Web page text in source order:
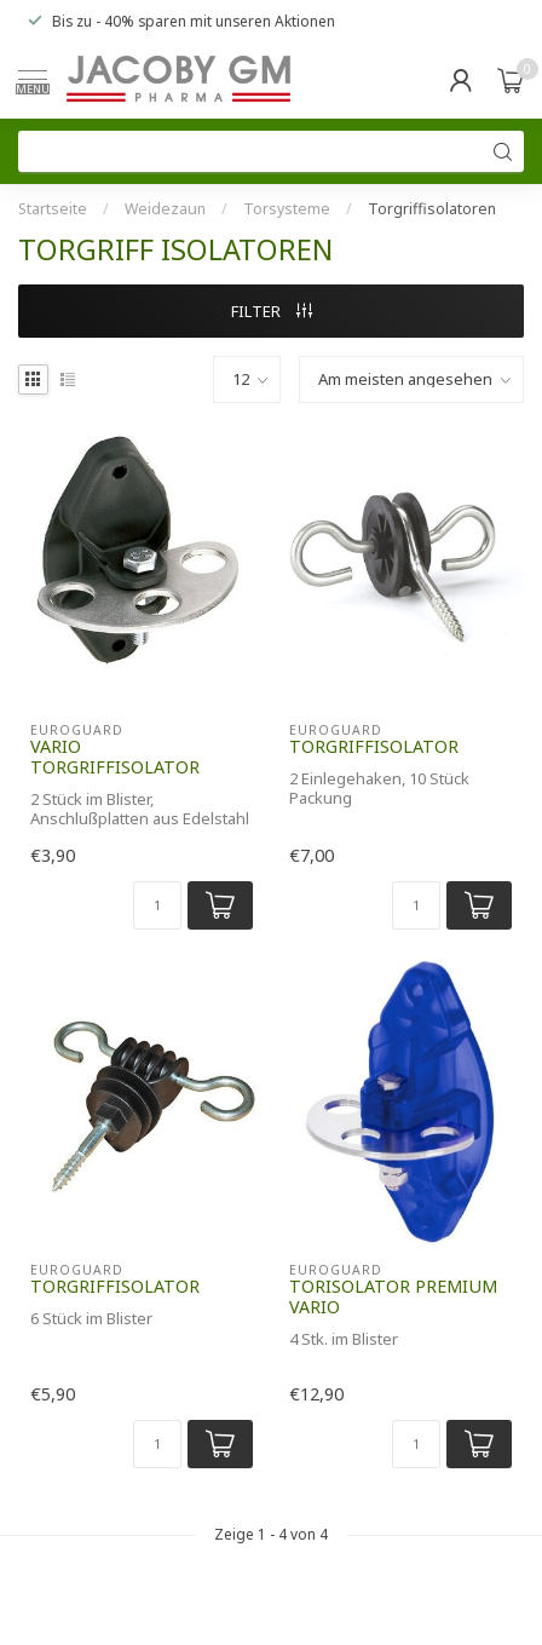
Bis zu - 40% sparen mit unseren Aktionen
MENU
0
Startseite / Weidezaun / Torsysteme / Torgriffisolatoren
TORGRIFF ISOLATOREN
FILTER
EUROGUARD
VARIO
TORGRIFFISOLATOR
2 Stück im Blister,
Anschlußplatten aus Edelstahl
€3,90
EUROGUARD
TORGRIFFISOLATOR
2 Einlegehaken, 10 Stück
Packung
€7,00
EUROGUARD
TORGRIFFISOLATOR
6 Stück im Blister
€5,90
EUROGUARD
TORISOLATOR PREMIUM
VARIO
4 Stk. im Blister
€12,90
Zeige 1 - 4von 4